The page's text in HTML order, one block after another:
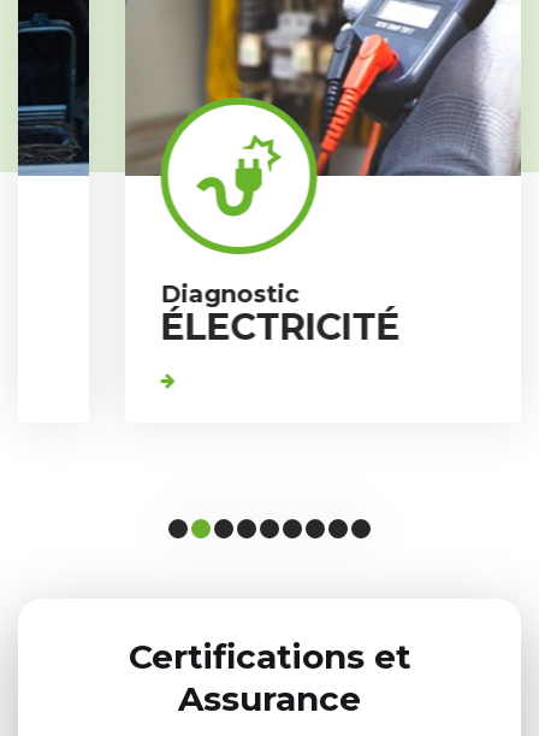
Diagnostic
ÉLECTRICITÉ
Certifications et
Assurance